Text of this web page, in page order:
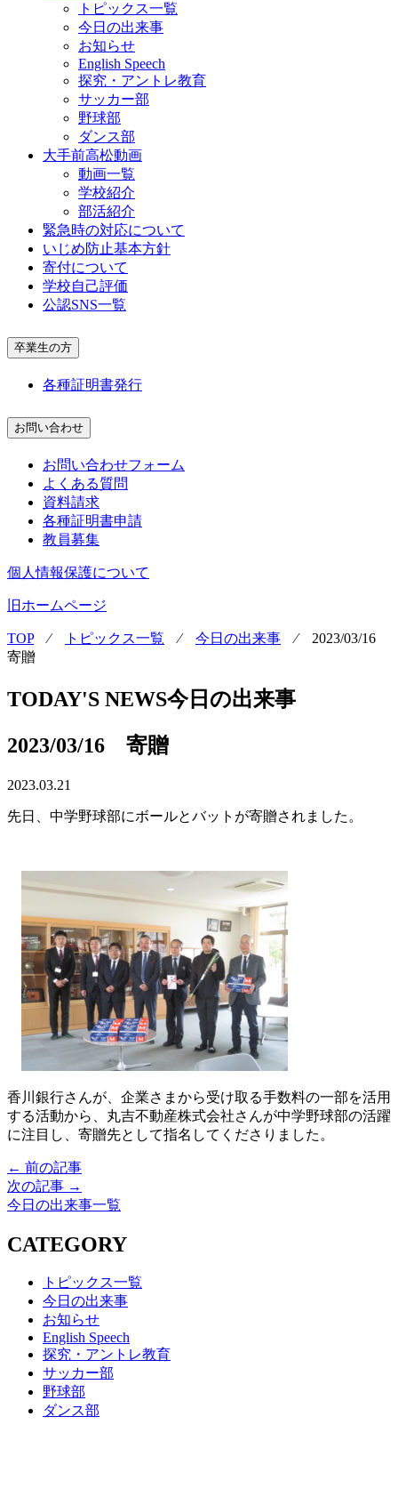
トピックス一覧
今日の出来事
お知らせ
English Speech
探究・アントレ教育
サッカー部
野球部
ダンス部
大手前高松動画
動画一覧
学校紹介
部活紹介
緊急時の対応について
いじめ防止基本方針
寄付について
学校自己評価
公認SNS一覧
卒業生の方
各種証明書発行
お問い合わせ
お問い合わせフォーム
よくある質問
資料請求
各種証明書申請
教員募集
個人情報保護について
旧ホームページ
TOP⁄ トピックス一覧 ⁄ 今日の出来事 ⁄ 2023/03/16
寄贈
TODAY'S NEWS今日の出来事
2023/03/16 寄贈
2023.03.21
先日、中学野球部にボールとバットが寄贈されました。
香川銀行さんが、企業さまから受け取る手数料の一部を活用
する活動から、丸吉不動産株式会社さんが中学野球部の活躍
に注目し、寄贈先として指名してくださりました。
← 前の記事
次の記事 →
今日の出来事一覧
CATEGORY
トピックス一覧
今日の出来事
お知らせ
English Speech
探究・アントレ教育
サッカー部
野球部
ダンス部